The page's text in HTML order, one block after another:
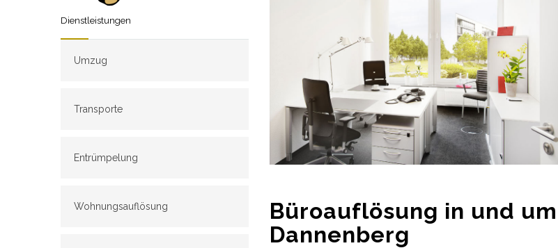
Dienstleistungen
Umzug
Transporte
Entrümpelung
Wohnungsauflösung
Büroauflösung in und
Dannenberg